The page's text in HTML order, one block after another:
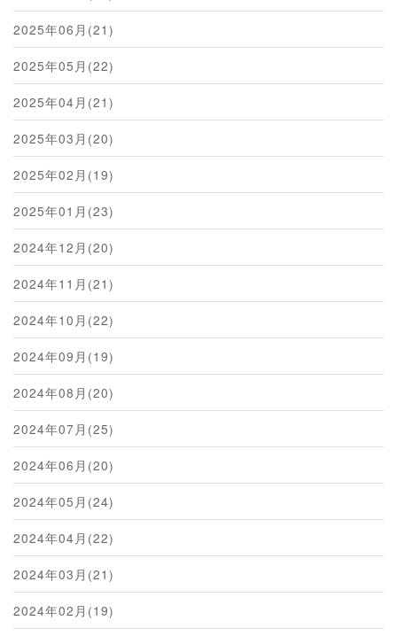
2025年06月(21)
2025年05月(22)
2025年04月(21)
2025年03月(20)
2025年02月(19)
2025年01月(23)
2024年12月(20)
2024年11月(21)
2024年10月(22)
2024年09月(19)
2024年08月(20)
2024年07月(25)
2024年06月(20)
2024年05月(24)
2024年04月(22)
2024年03月(21)
2024年02月(19)